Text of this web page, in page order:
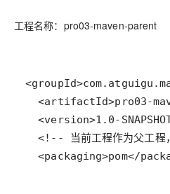
工程名称：pro03-maven-parent
<packaging>pom</